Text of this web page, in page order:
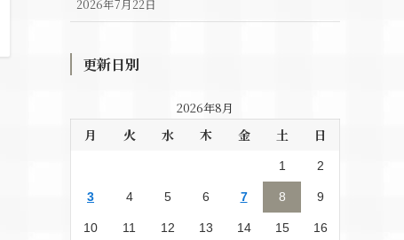
2026年7月22日
更新日別
2026年8月
月 火 水 木 金 土 日
1 2
3 4 5 6 7 8 9
10 11 12 13 14 15 16